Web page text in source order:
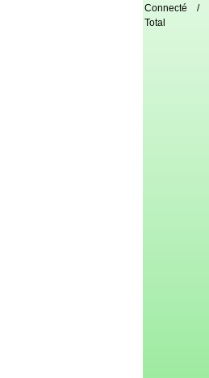
Connecté /
Total